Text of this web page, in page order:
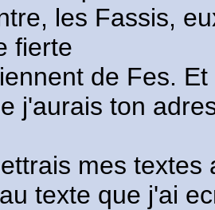
les Fassis,
fierte
de Fes.
j'aurais ton
mes textes
texte que j'ai